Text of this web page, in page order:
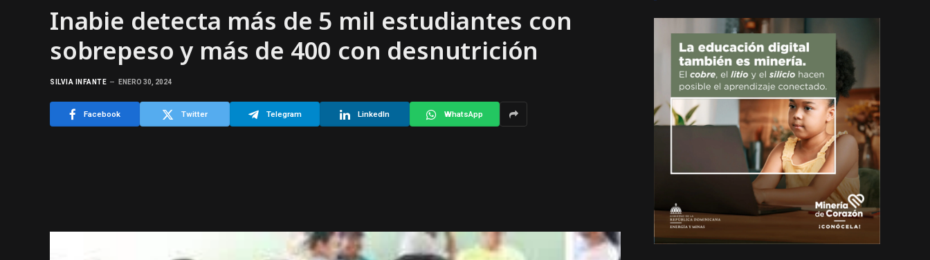
Inabie detecta más de 5 mil estudiantes con
sobrepeso y más de 400 con desnutrición
SILVIA INFANTE ENERO 30, 2024
Facebook Twitter Telegram LinkedIn WhatsApp